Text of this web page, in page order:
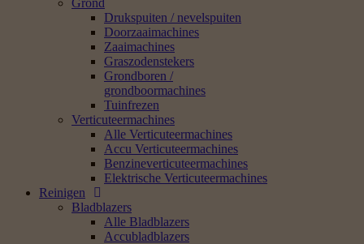
Grond
Drukspuiten / nevelspuiten
Doorzaaimachines
Zaaimachines
Graszodenstekers
Grondboren /
grondboormachines
Tuinfrezen
Verticuteermachines
Alle Verticuteermachines
Accu Verticuteermachines
Benzineverticuteermachines
Elektrische Verticuteermachines
Reinigen
Bladblazers
Alle Bladblazers
Accubladblazers